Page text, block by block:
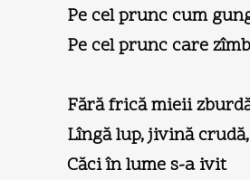
Pe cel prunc cum
Pe cel prunc care
Fără frică mieii
Lîngă lup, jivină crudă,
Căci în lume s-a ivit